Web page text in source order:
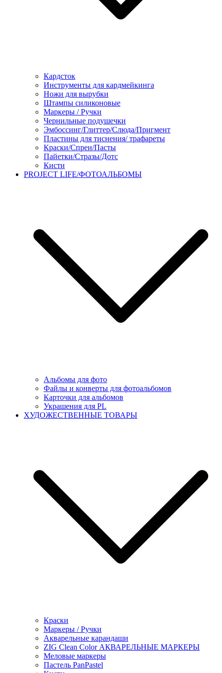
Кардсток
Инструменты для кардмейкинга
Ножи для вырубки
Штампы силиконовые
Маркеры / Ручки
Чернильные подушечки
Эмбоссинг/Глиттер/Слюда/Пригмент
Пластины для тиснения/ трафареты
Краски/Спреи/Пасты
Пайетки/Стразы/Дотс
Кисти
PROJECT LIFE/ФОТОАЛЬБОМЫ
Альбомы для фото
Файлы и конверты для фотоальбомов
Карточки для альбомов
Украшения для PL
ХУДОЖЕСТВЕННЫЕ ТОВАРЫ
Краски
Маркеры / Ручки
Акварельные карандаши
ZIG Clean Color АКВАРЕЛЬНЫЕ МАРКЕРЫ
Меловые маркеры
Пастель PanPastel